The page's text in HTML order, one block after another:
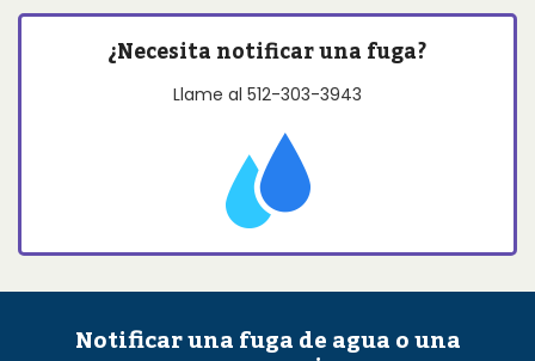
¿Necesita notificar una fuga?
Llame al 512-303-3943
Notificar una fuga de agua o una